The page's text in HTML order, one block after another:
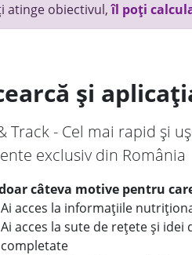
atinge obiectivul,îl poți
și
Track - Cel mai rapid și
exclusiv din România
câteva motive pentru
Ai acces la informațiile
Ai acces la sute de rețete și
completate